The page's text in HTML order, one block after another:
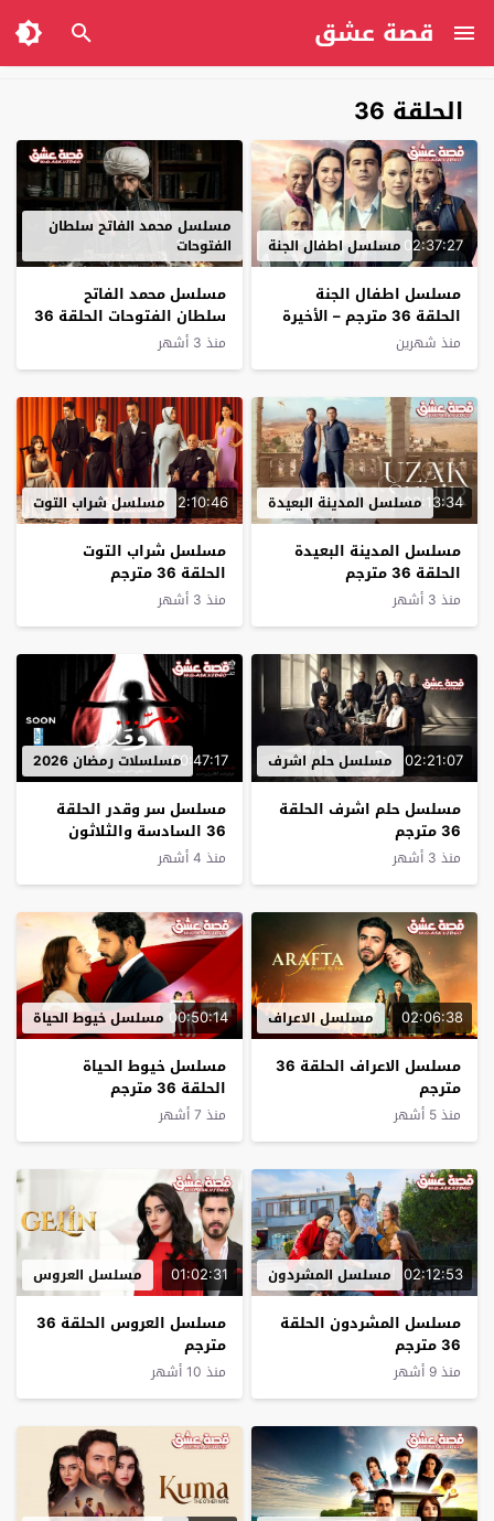
قصة عشق
الحلقة 36
02:37:27مسلسل اطفال الجنة
مسلسل اطفال الجنة
الحلقة 36 مترجم – الأخيرة
منذ شهرين
3:02:00
مسلسل محمد الفاتح سلطان
الفتوحات
مسلسل محمد الفاتح
سلطان الفتوحات الحلقة 36
مترجم
منذ 3 أشهر
02:13:34مسلسل المدينة البعيدة
مسلسل المدينة البعيدة
الحلقة 36 مترجم
منذ 3 أشهر
2:10:46 مسلسل شراب التوت
مسلسل شراب التوت
الحلقة 36 مترجم
منذ 3 أشهر
02:21:07 مسلسل حلم اشرف
مسلسل حلم اشرف الحلقة
36 مترجم
منذ 3 أشهر
00:47:17مسلسلات رمضان 2026
مسلسل سر وقدر الحلقة
36 السادسة والثلاثون
يوتيوب
منذ 4 أشهر
02:06:38 مسلسل الاعراف
مسلسل الاعراف الحلقة 36
مترجم
منذ 5 أشهر
00:50:14 مسلسل خيوط الحياة
مسلسل خيوط الحياة
الحلقة 36 مترجم
منذ 7 أشهر
02:12:53 مسلسل المشردون
مسلسل المشردون الحلقة
36 مترجم
منذ 9 أشهر
01:02:31 مسلسل العروس
مسلسل العروس الحلقة 36
مترجم
منذ 10 أشهر